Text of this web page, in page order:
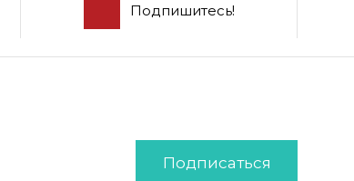
Подпишитесь!
Подписаться